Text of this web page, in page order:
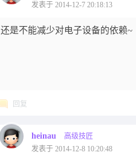
发表于 2014-12-7 20:18:13
还是不能减少对电子设备的依赖~
回复
heinau
高级技匠
发表于 2014-12-8 10:20:48